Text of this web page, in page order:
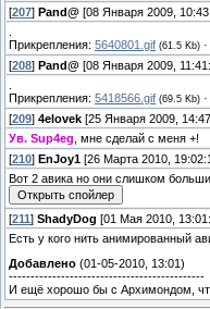
[207] Pand@ [08 Января 2009,
Прикрепления: 5640801.gif (61.5 Kb) ·
[208] Pand@ [08 Января 2009,
Прикрепления: 5418566.gif (69.5 Kb) ·
[209] 4elovek [25 Января 2009,
Ув. Sup4eg , мне сделай с меня +!
[210] EnJoy1 [26 Марта 2010,
Вот 2 авика но они слишком
[211 ] ShadyDog [01 Мая 2010,
Есть у кого нить анимированный
Добавлено (01-05-2010, 13:01)
---------------------------------------------
И ещё хорошо бы с Архимондом,